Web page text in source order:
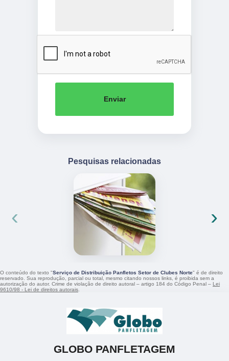
Enviar
Pesquisas relacionadas
‹ ›
O conteúdo do texto "Serviço de Distribuição Panfletos Setor de Clubes Norte" é de direito
reservado. Sua reprodução, parcial ou total, mesmo citando nossos links, é proibida sem a
autorização do autor. Crime de violação de direito autoral – artigo 184 do Código Penal – Lei
9610/98 - Lei de direitos autorais.
GLOBO PANFLETAGEM